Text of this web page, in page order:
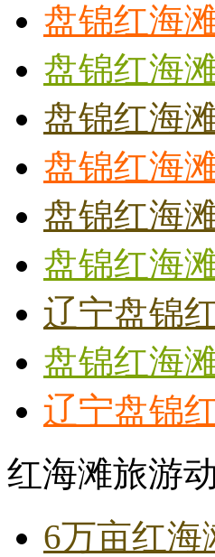
盘锦红海
盘锦红海
盘锦红海
盘锦红海
盘锦红海
盘锦红海
辽宁盘锦
盘锦红海
辽宁盘锦
红海滩旅游
6万亩红海